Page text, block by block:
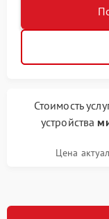
Стоимость
устройства
Цена